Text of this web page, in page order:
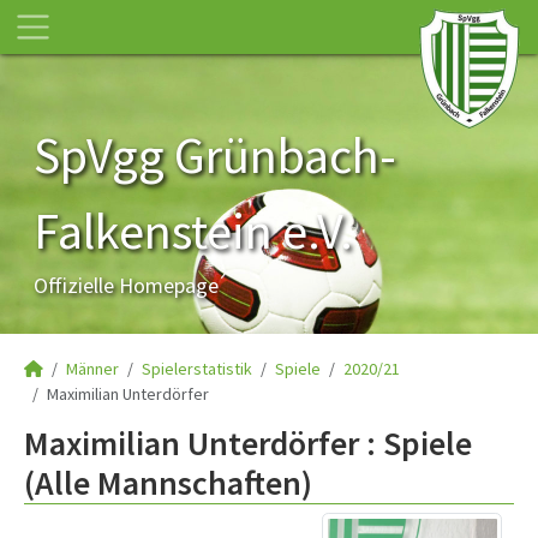
SpVgg Grünbach-
Falkenstein e.V.
Offizielle Homepage
Männer Spielerstatistik Spiele
2020/21
Maximilian Unterdörfer
Maximilian Unterdörfer : Spiele
(Alle Mannschaften)